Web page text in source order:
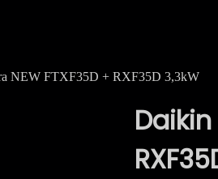
NEW FTXF35D + RXF35D 3,3kW
Daikin